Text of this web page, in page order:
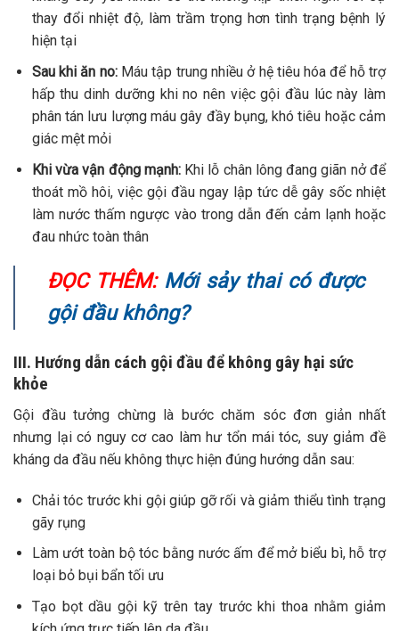
thay đổi nhiệt độ, làm trầm trọng hơn tình trạng bệnh lý
hiện tại
Sau khi ăn no:Máu tập trung nhiều ở hệ tiêu hóa để hỗ trợ
hấp thu dinh dưỡng khi no nên việc gội đầu lúc này làm
phân tán lưu lượng máu gây đầy bụng, khó tiêu hoặc cảm
giác mệt mỏi
Khi vừa vận động mạnh:Khi lỗ chân lông đang giãn nở để
thoát mồ hôi, việc gội đầu ngay lập tức dễ gây sốc nhiệt
làm nước thấm ngược vào trong dẫn đến cảm lạnh hoặc
đau nhức toàn thân
ĐỌC THÊM: Mới sảy thai có được
gội đầu không?
III. Hướng dẫn cách gội đầu để không gây hại sức
khỏe
Gội đầu tưởng chừng là bước chăm sóc đơn giản nhất
nhưng lại có nguy cơ cao làm hư tổn mái tóc, suy giảm đề
kháng da đầu nếu không thực hiện đúng hướng dẫn sau:
Chải tóc trước khi gội giúp gỡ rối và giảm thiểu tình trạng
gãy rụng
Làm ướt toàn bộ tóc bằng nước ấm để mở biểu bì, hỗ trợ
loại bỏ bụi bẩn tối ưu
Tạo bọt dầu gội kỹ trên tay trước khi thoa nhằm giảm